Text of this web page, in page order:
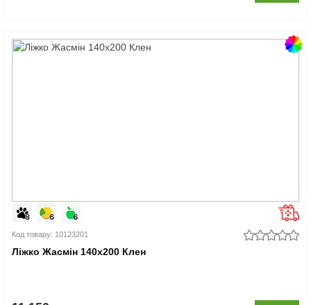
Код товару: 10123201
Ліжко Жасмін 140x200 Клен